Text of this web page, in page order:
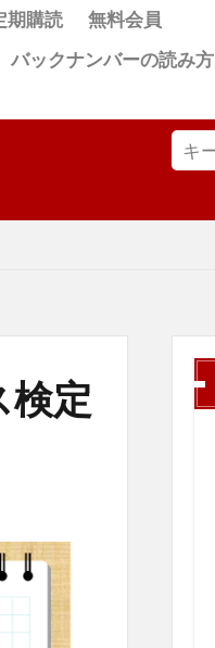
期購読
無料会員
バックナンバーの読み方
検定